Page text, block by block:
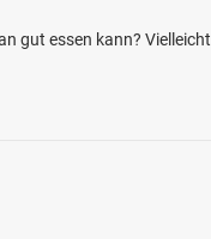
gut essen kann? Vielleicht